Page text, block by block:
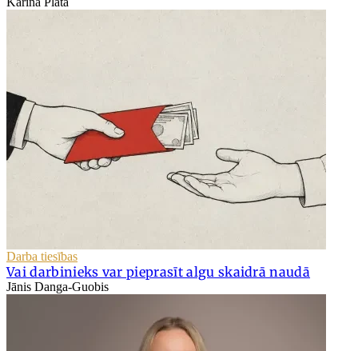
Darba tiesības
Vai darbinieks var pieprasīt algu skaidrā naudā
Jānis Danga-Guobis